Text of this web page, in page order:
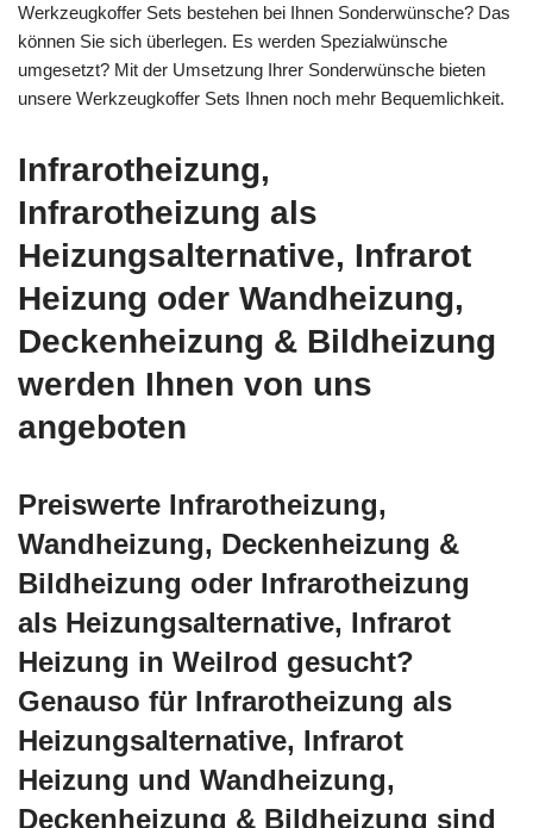
Werkzeugkoffer Sets bestehen bei Ihnen Sonderwünsche? Das
können Sie sich überlegen. Es werden Spezialwünsche
umgesetzt? Mit der Umsetzung Ihrer Sonderwünsche bieten
unsere Werkzeugkoffer Sets Ihnen noch mehr Bequemlichkeit.
Infrarotheizung,
Infrarotheizung als
Heizungsalternative, Infrarot
Heizung oder Wandheizung,
Deckenheizung & Bildheizung
werden Ihnen von uns
angeboten
Preiswerte Infrarotheizung,
Wandheizung, Deckenheizung &
Bildheizung oder Infrarotheizung
als Heizungsalternative, Infrarot
Heizung in Weilrod gesucht?
Genauso für Infrarotheizung als
Heizungsalternative, Infrarot
Heizung und Wandheizung,
Deckenheizung & Bildheizung sind